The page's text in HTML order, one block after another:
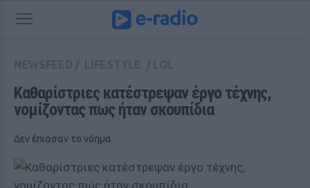
Καθαρίστριες κατέστρεψαν έργο τέχνης,
νομίζοντας πως ήταν σκουπίδια
Δεν έπιασαν το νόημα